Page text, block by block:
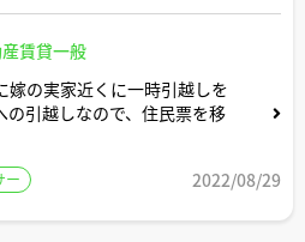
賃貸一般
の実家近くに一時引越しを
の引越しなので、住民票を移
てくるのでこのままでいい
ー 2022/08/29